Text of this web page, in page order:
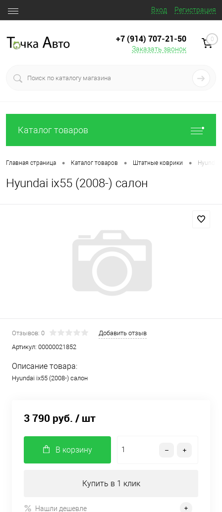
Вход Регистрация
+7 (914) 707‒21‒50
Заказать звонок
0
Каталог товаров
Главная страница • Каталог товаров • Штатные коврики • Hyundai
Hyundai ix55 (2008-) салон
Отзывов: 0
Добавить отзыв
Артикул: 00000021852
Описание товара:
Hyundai ix55 (2008-) салон
3 790 руб. / шт
В корзину
Купить в 1 клик
Нашли дешевле